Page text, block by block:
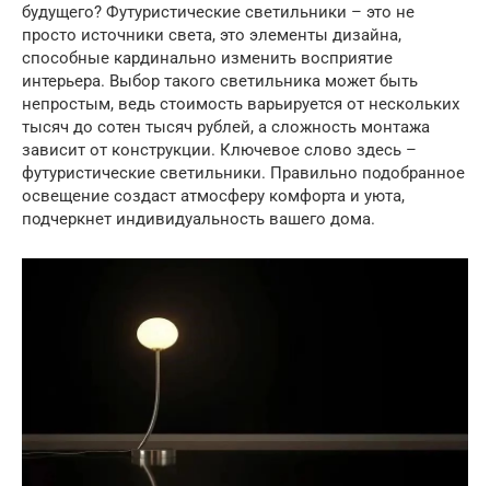
будущего? Футуристические светильники – это не
просто источники света, это элементы дизайна,
способные кардинально изменить восприятие
интерьера. Выбор такого светильника может быть
непростым, ведь стоимость варьируется от нескольких
тысяч до сотен тысяч рублей, а сложность монтажа
зависит от конструкции. Ключевое слово здесь –
футуристические светильники. Правильно подобранное
освещение создаст атмосферу комфорта и уюта,
подчеркнет индивидуальность вашего дома.